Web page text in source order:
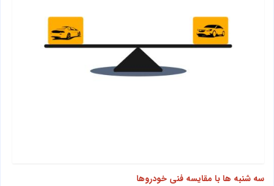
سه شنبه ها با مقایسه فنی خودروها